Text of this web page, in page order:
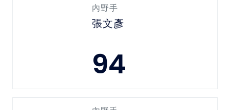
內野手
張文彥
94